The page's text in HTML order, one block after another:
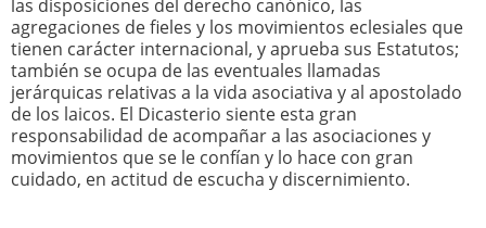
las disposiciones del derecho canónico, las
agregaciones de fieles y los movimientos eclesiales que
tienen carácter internacional, y aprueba sus Estatutos;
también se ocupa de las eventuales llamadas
jerárquicas relativas a la vida asociativa y al apostolado
de los laicos. El Dicasterio siente esta gran
responsabilidad de acompañar a las asociaciones y
movimientos que se le confían y lo hace con gran
cuidado, en actitud de escucha y discernimiento.